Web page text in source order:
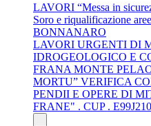
LAVORI “Messa in
Soro e riqualificazione
BONNANARO
LAVORI URGENTI DI
IDROGEOLOGICO E
FRANA MONTE
MORTU” VERIFICA
PENDII E OPERE DI
FRANE" . CUP .